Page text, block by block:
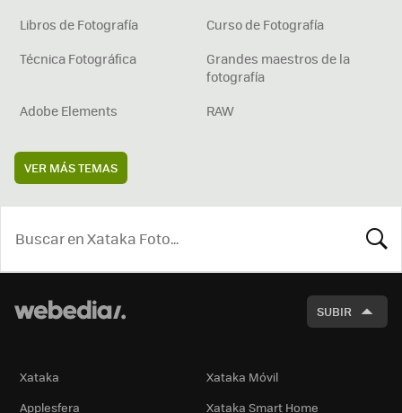
Libros de Fotografía
Curso de Fotografía
Técnica Fotográfica
Grandes maestros de la
fotografía
Adobe Elements
RAW
VER MÁS TEMAS
SUBIR
Xataka
Xataka Móvil
Applesfera
Xataka Smart Home